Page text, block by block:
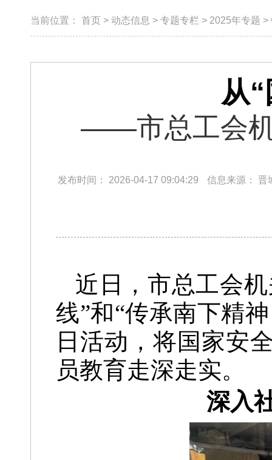
当前位置： 首页 > 动态信息 > 专题专栏 > 2025年专题 >
从
——市总工会机
发布时间： 2026-04-17 09:04:29 信息来源： 晋
近日，市总工会
线”和“传承南下精
日活动，将国家安
员教育走深走实。
深入